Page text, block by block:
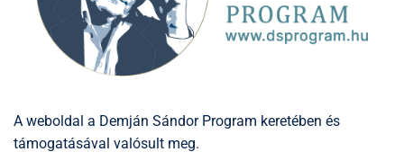
A weboldal a Demján Sándor Program keretében és
támogatásával valósult meg.